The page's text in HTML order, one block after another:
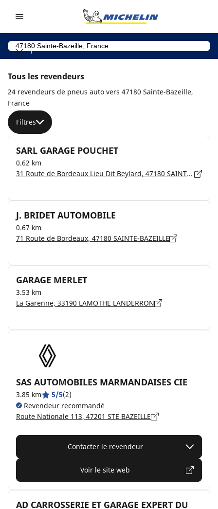
Tous les revendeurs
24 revendeurs de pneus auto vers 47180 Sainte-Bazeille,
France
Filtres
SARL GARAGE POUCHET
0.62 km
31 Route de Bordeaux Lieu Dit Beylard, 47180 SAINTE BAZEILLE
J. BRIDET AUTOMOBILE
0.67 km
71 Route de Bordeaux, 47180 SAINTE-BAZEILLE
GARAGE MERLET
3.53 km
La Garenne, 33190 LAMOTHE LANDERRON
SAS AUTOMOBILES MARMANDAISES CIE
3.85 km 5/5(2)
Revendeur recommandé
Route Nationale 113, 47201 STE BAZEILLE
Contacter le revendeur
Voir le site web
AD CARROSSERIE ET GARAGE EXPERT DU